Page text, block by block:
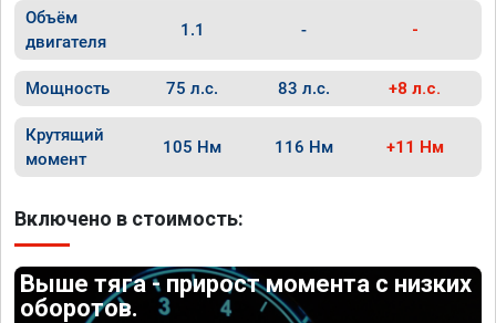
Объём
двигателя
1.1 - -
Мощность 75 л.с. 83 л.с. +8 л.с.
Крутящий
момент
105 Нм 116 Нм +11 Нм
Включено в стоимость:
Выше тяга - прирост момента с низких
оборотов.